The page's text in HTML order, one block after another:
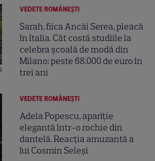
VEDETE ROMÂNEŞTI
Sarah, fiica Ancăi Serea, pleacă
în Italia. Cât costă studiile la
celebra școală de modă din
Milano: peste 68.000 de euro în
trei ani
VEDETE ROMÂNEŞTI
Adela Popescu, apariție
elegantă într-o rochie din
dantelă. Reacția amuzantă a
lui Cosmin Seleși